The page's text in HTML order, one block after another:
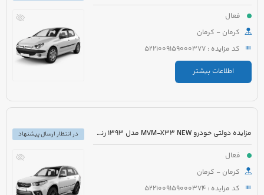
فعال
کرمان - کرمان
کد مزایده : 5221009159000377
اطلاعات بیشتر
مزایده دولتی خودرو MVM-X33 NEW مدل 1393 رنگ سفید
فعال
کرمان - کرمان
کد مزایده : 5221009159000374
در انتظار ارسال پیشنهاد